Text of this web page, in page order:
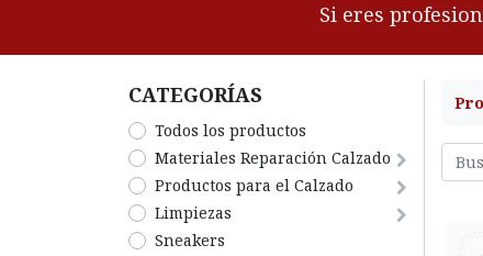
Si eres
CATEGORÍA​S
Todos los productos
​Materiales Reparación Calzado
​Productos para el Calzado
​Limpiezas
Sneakers